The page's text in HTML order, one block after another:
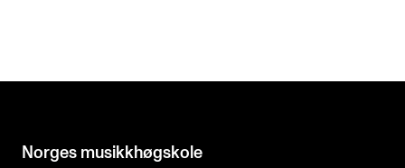
Norges musikk­høgskole